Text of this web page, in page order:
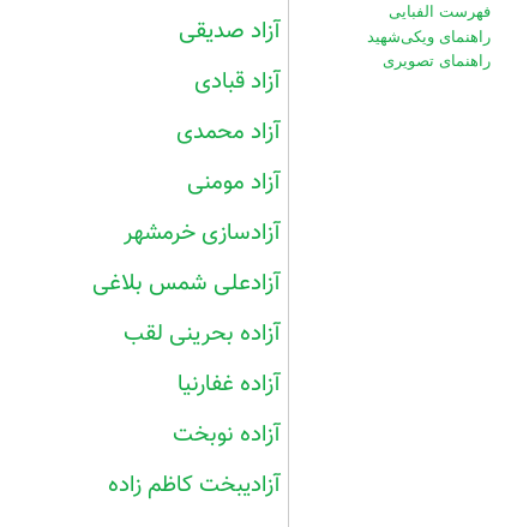
آزاد صدیقی
آزاد قبادی
آزاد محمدی
آزاد مومنی
آزادسازی خرمشهر
آزادعلی شمس بلاغی
آزاده بحرینی لقب
آزاده غفارنیا
آزاده نوبخت
آزادیبخت کاظم زاده
فهرست الفبایی
راهنمای ویکی‌شهید
راهنمای تصویری